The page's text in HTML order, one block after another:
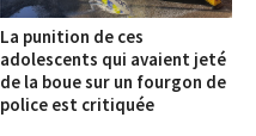
La punition de ces
adolescents qui avaient jeté
de la boue sur un fourgon de
police est critiquée